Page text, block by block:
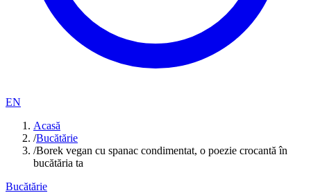
EN
Acasă
/Bucătărie
/Borek vegan cu spanac condimentat, o poezie crocantă în
bucătăria ta
Bucătărie